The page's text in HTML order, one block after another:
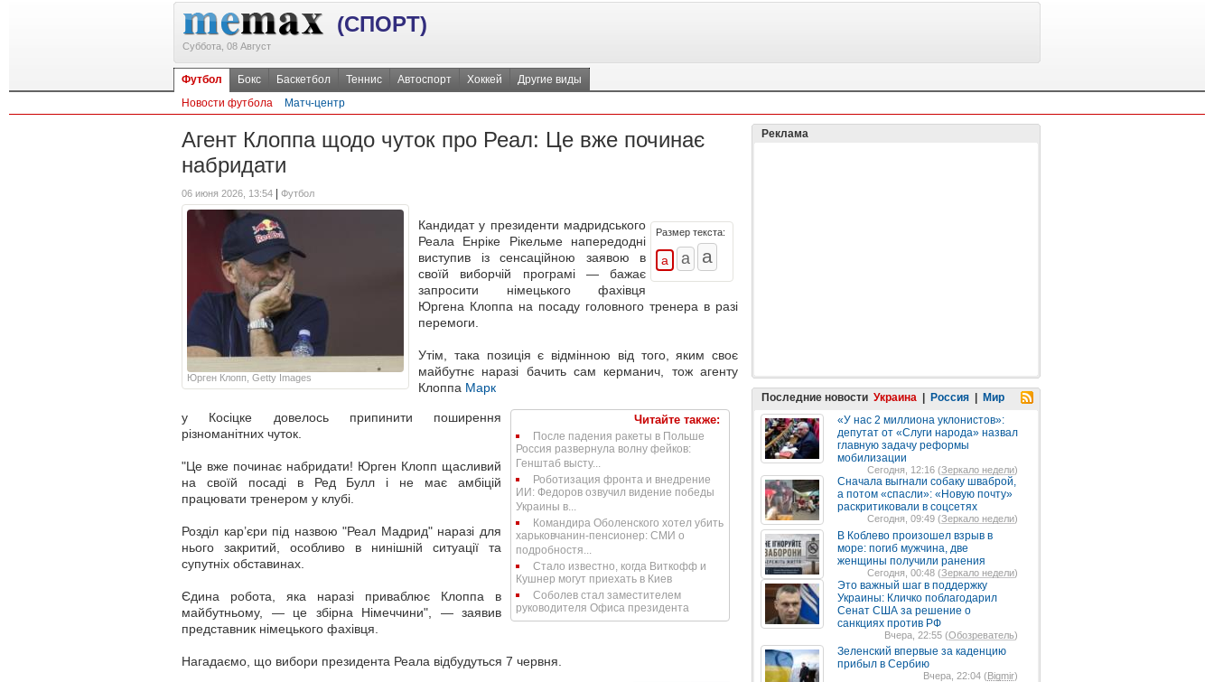
(СПОРТ)
Суббота, 08 Август
Футбол Бокс Баскетбол Теннис Автоспорт Хоккей
Другие виды
Новости футбола
Матч-центр
Агент Клоппа щодо чуток про Реал: Це вже починає
набридати
06 июня 2026, 13:54 Футбол
Юрген Клопп, Getty Images
Размер текста:
Кандидат у президенти мадридського
Реала Енріке Рікельме напередодні
виступив із сенсаційною заявою в
своїй виборчій програмі — бажає
запросити німецького фахівця
Юргена Клоппа на посаду головного тренера в разі
перемоги.
Утім, така позиція є відмінною від того, яким своє
майбутнє наразі бачить сам керманич, тож агенту
Клоппа Марк
Читайте также:
После падения ракеты в Польше
Россия развернула волну фейков:
Генштаб высту...
Роботизация фронта и внедрение
ИИ: Федоров озвучил видение победы
Украины в...
Командира Оболенского хотел убить
харьковчанин-пенсионер: СМИ о
подробностя...
Стало известно, когда Виткофф и
Кушнер могут приехать в Киев
Соболев стал заместителем
руководителя Офиса президента
у Косіцке довелось припинити поширення
різноманітних чуток.
"Це вже починає набридати! Юрген Клопп щасливий
на своїй посаді в Ред Булл і не має амбіцій
працювати тренером у клубі.
Розділ кар’єри під назвою "Реал Мадрид" наразі для
нього закритий, особливо в нинішній ситуації та
супутніх обставинах.
Єдина робота, яка наразі приваблює Клоппа в
майбутньому, — це збірна Німеччини", — заявив
представник німецького фахівця.
Нагадаємо, що вибори президента Реала відбудуться 7 червня.
Реклама
Последние новости Украина Россия
Мир
«У нас 2 миллиона уклонистов»:
депутат от «Слуги народа» назвал
главную задачу реформы
мобилизации
Сегодня, 12:16 (Зеркало недели)
Сначала выгнали собаку шваброй,
а потом «спасли»: «Новую почту»
раскритиковали в соцсетях
Сегодня, 09:49 (Зеркало недели)
В Коблево произошел взрыв в
море: погиб мужчина, две
женщины получили ранения
Сегодня, 00:48 (Зеркало недели)
Это важный шаг в поддержку
Украины: Кличко поблагодарил
Сенат США за решение о
санкциях против РФ
Вчера, 22:55 (Обозреватель)
Зеленский впервые за каденцию
прибыл в Сербию
Вчера, 22:04 (Bigmir)